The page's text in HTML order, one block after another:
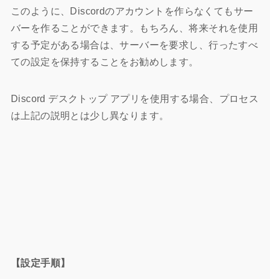
このように、Discordのアカウントを作らなくてもサー
バーを作ることができます。もちろん、将来それを使用
する予定がある場合は、サーバーを要求し、行ったすべ
ての設定を保持することをお勧めします。
Discord デスクトップ アプリを使用する場合、プロセス
は上記の説明とは少し異なります。
【設定手順】